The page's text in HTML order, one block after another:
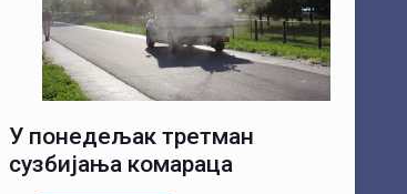
У понедељак третман
сузбијања комараца